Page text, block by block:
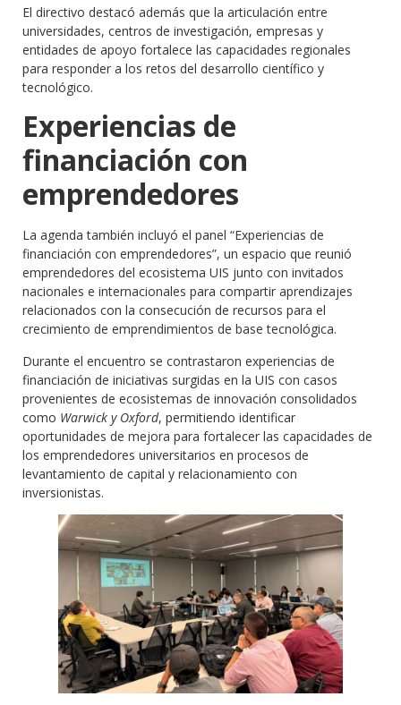
El directivo destacó además que la articulación entre
universidades, centros de investigación, empresas y
entidades de apoyo fortalece las capacidades regionales
para responder a los retos del desarrollo científico y
tecnológico.
Experiencias de
financiación con
emprendedores
La agenda también incluyó el panel “Experiencias de
financiación con emprendedores”, un espacio que reunió
emprendedores del ecosistema UIS junto con invitados
nacionales e internacionales para compartir aprendizajes
relacionados con la consecución de recursos para el
crecimiento de emprendimientos de base tecnológica.
Durante el encuentro se contrastaron experiencias de
financiación de iniciativas surgidas en la UIS con casos
provenientes de ecosistemas de innovación consolidados
como Warwick y Oxford, permitiendo identificar
oportunidades de mejora para fortalecer las capacidades de
los emprendedores universitarios en procesos de
levantamiento de capital y relacionamiento con
inversionistas.